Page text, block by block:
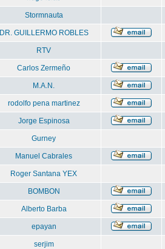
Stormnauta
DR. GUILLERMO ROBLES
RTV
Carlos Zermeño
M.A.N.
rodolfo pena martinez
Jorge Espinosa
Gurney
Manuel Cabrales
Roger Santana YEX
BOMBON
Alberto Barba
epayan
serjim